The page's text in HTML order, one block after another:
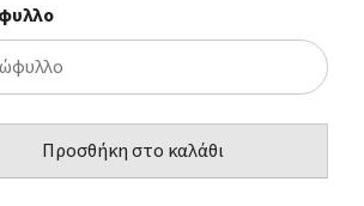
Προσθήκη στο καλάθι